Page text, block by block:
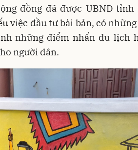
đồng đã được UBND tỉnh
việc đầu tư bài bản, có
những điểm nhấn du lịch
người dân.